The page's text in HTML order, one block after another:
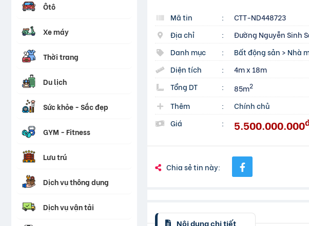
Ôtô
Xe máy
Thời trang
Du lịch
Sức khỏe - Sắc đẹp
GYM - Fitness
Lưu trú
Dịch vụ thông dụng
Dịch vụ vận tải
Mã tin :
CTT-ND448723
Địa chỉ
:
Đường Nguyễn Sinh
Danh mục
: Bất động sản > Nhà
Diện tích
:
4m x 18m
Tổng DT
: 85m2
Thêm :
Chính chủ
Giá
: 5.500.000.000
Chia sẻ tin này:
Nội dung chi tiết